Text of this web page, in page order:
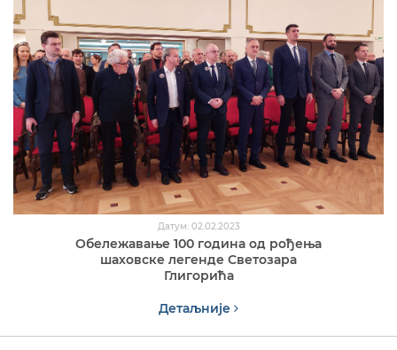
Датум: 02.02.2023
Обележавање 100 година од рођења
шаховске легенде Светозара
Глигорића
Детаљније